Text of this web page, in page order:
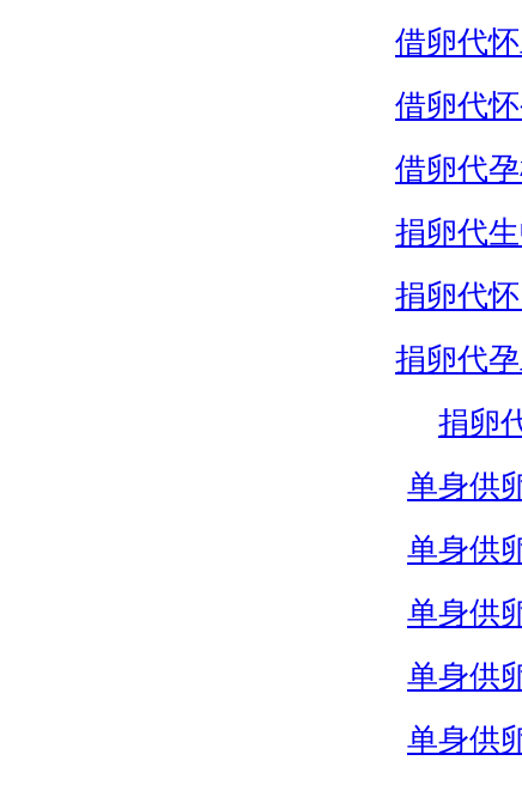
借卵代
借卵代怀
借卵代
捐卵代
捐卵代
捐卵代
捐卵
单身供
单身供
单身供
单身供
单身供